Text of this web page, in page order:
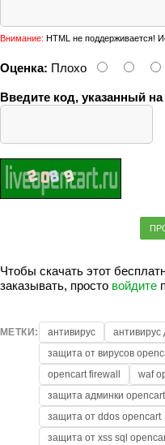
Внимание: HTML не поддерживается!
Оценка: Плохо
Введите код, указанный на
Чтобы скачать этот
заказывать, просто войдите
МЕТКИ: антивирус
антивирус
защита от вирусов
opencart firewall
waf
защита админки opencart
защита от ddos opencart
защита от xss sql